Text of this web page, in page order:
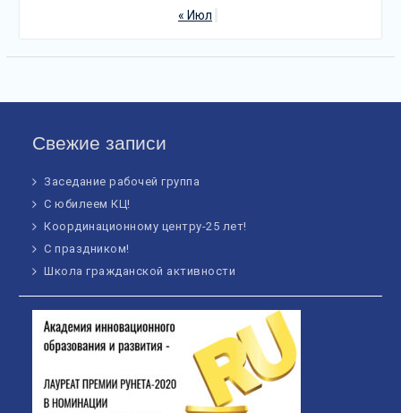
« Июл
Свежие записи
Заседание рабочей группа
С юбилеем КЦ!
Координационному центру-25 лет!
С праздником!
Школа гражданской активности